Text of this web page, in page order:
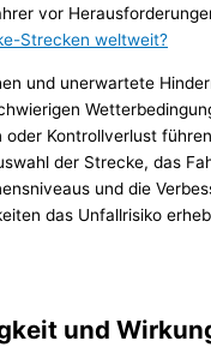
vor
Strecken weltweit?
und unerwartete
oder Kontrollverlust
der Strecke, das
und die
das Unfallrisiko
und